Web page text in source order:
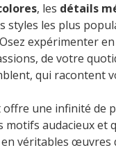
, les détails
styles les plus
expérimenter
de votre
qui racontent
offre une infinité de
motifs audacieux et
véritables œuvres